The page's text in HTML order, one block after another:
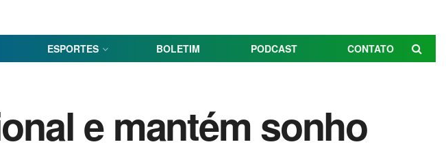
ESPORTES BOLETIM PODCAST CONTATO
e mantém sonho